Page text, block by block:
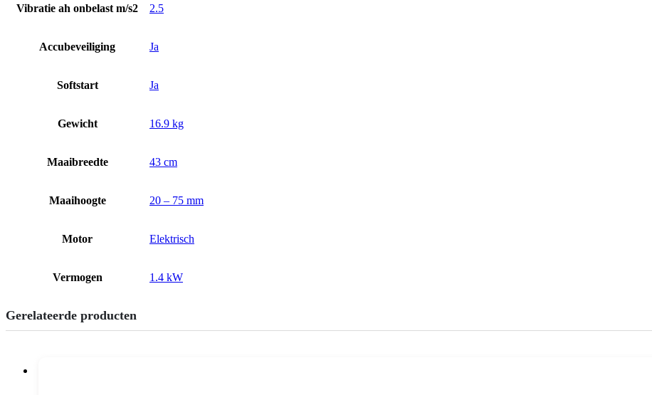
Vibratie ah onbelast m/s2 2.5
Accubeveiliging Ja
Softstart Ja
Gewicht 16.9 kg
Maaibreedte 43 cm
Maaihoogte 20 – 75 mm
Motor Elektrisch
Vermogen 1.4 kW
Gerelateerde producten